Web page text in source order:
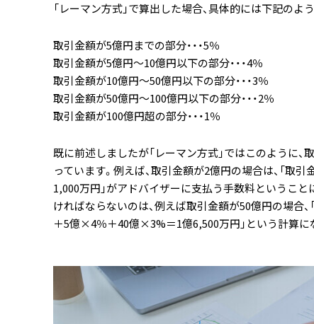
「レーマン方式」で算出した場合、具体的には下記のよ
取引金額が5億円までの部分・・・5％
取引金額が5億円～10億円以下の部分・・・4％
取引金額が10億円～50億円以下の部分・・・3％
取引金額が50億円～100億円以下の部分・・・2％
取引金額が100億円超の部分・・・1％
既に前述しましたが「レーマン方式」ではこのように
っています。例えば、取引金額が2億円の場合は、「取
1,000万円」がアドバイザーに支払う手数料というこ
ければならないのは、例えば取引金額が50億円の場合
＋5億×4％＋40億×3%＝1億6,500万円」という計算に